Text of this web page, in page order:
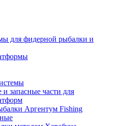
для фидерной рыбалки и
запасные части для
Аргентум Fishing